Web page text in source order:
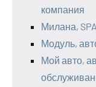
компания
Милана,
Модуль,
Мой авто,